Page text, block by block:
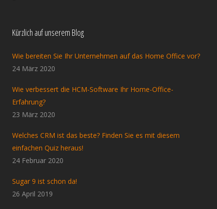
Kürzlich auf unserem Blog
Wie bereiten Sie Ihr Unternehmen auf das Home Office vor?
24 März 2020
Wie verbessert die HCM-Software Ihr Home-Office-
Erfahrung?
23 März 2020
Welches CRM ist das beste? Finden Sie es mit diesem
einfachen Quiz heraus!
24 Februar 2020
Sugar 9 ist schon da!
26 April 2019